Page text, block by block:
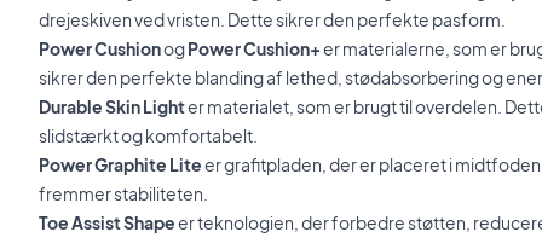
drejeskiven ved vristen. Dette sikrer den perfekte pasform.
Power CushionogPower Cushion+er materialerne, som er
sikrer den perfekte blanding af lethed, stødabsorbering og
Durable Skin Lighter materialet, som er brugt til overdelen.
slidstærkt og komfortabelt.
Power Graphite Liteer grafitpladen, der er placeret i
fremmer stabiliteten.
Toe Assist Shapeer teknologien, der forbedre støtten,